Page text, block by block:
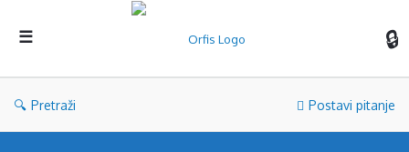
Pretraži Postavi pitanje